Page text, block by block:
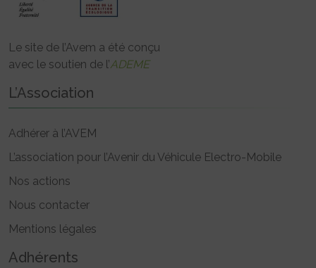
Le site de l’Avem a été conçu
avec le soutien de l’ADEME
L’Association
Adhérer à l’AVEM
L’association pour l’Avenir du Véhicule Electro-Mobile
Nos actions
Nous contacter
Mentions légales
Adhérents